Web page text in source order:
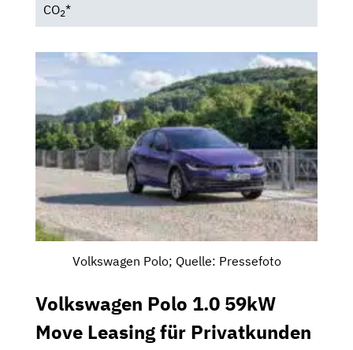
CO2*
Volkswagen Polo; Quelle: Pressefoto
Volkswagen Polo 1.0 59kW
Move Leasing für Privatkunden